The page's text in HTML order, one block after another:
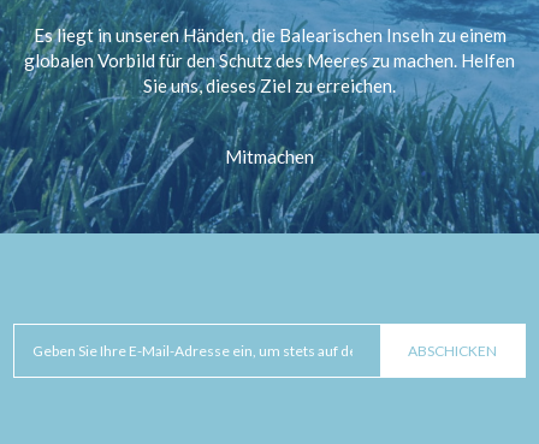
Es liegt in unseren Händen, die Balearischen Inseln zu einem
globalen Vorbild für den Schutz des Meeres zu machen. Helfen
Sie uns, dieses Ziel zu erreichen.
Mitmachen